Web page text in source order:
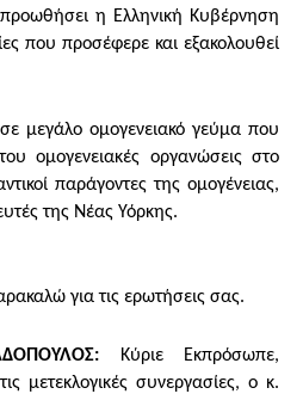
η Ελληνική Κυβέρνηση
που προσέφερε και εξακολουθεί
μεγάλο ομογενειακό γεύμα που
ομογενειακές οργανώσεις στο
παράγοντες της ομογένειας,
της Νέας Υόρκης.
για τις ερωτήσεις σας.
Κύριε Εκπρόσωπε,
μετεκλογικές συνεργασίες, ο κ.